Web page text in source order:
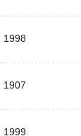
1998
1907
1999